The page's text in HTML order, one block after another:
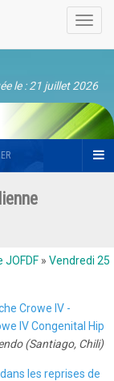
le : 21 juillet 2026
JOFDF » Vendredi 25
Crowe IV -
IV Congenital Hip
(Santiago, Chili)
les reprises de